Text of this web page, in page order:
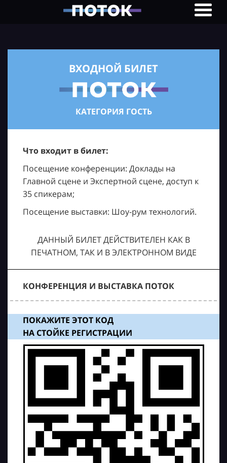
ВХОДНОЙ БИЛЕТ
КАТЕГОРИЯ ГОСТЬ
Что входит в билет:
Посещение конференции: Доклады на
Главной сцене и Экспертной сцене, доступ к
35 спикерам;
Посещение выставки: Шоу-рум технологий.
ДАННЫЙ БИЛЕТ ДЕЙСТВИТЕЛЕН КАК В
ПЕЧАТНОМ, ТАК И В ЭЛЕКТРОННОМ ВИДЕ
КОНФЕРЕНЦИЯ И ВЫСТАВКА ПОТОК
ПОКАЖИТЕ ЭТОТ КОД
НА СТОЙКЕ РЕГИСТРАЦИИ